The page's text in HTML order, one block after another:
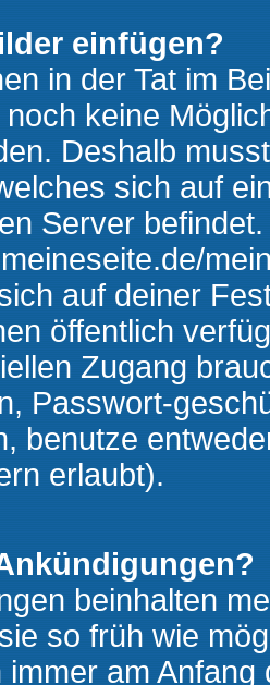
einfügen?
in der Tat im
noch keine
Deshalb
sich auf
Server
auf deiner
öffentlich
Zugang
Passwort-
benutze
erlaubt).
beinhalten
so früh wie
immer am